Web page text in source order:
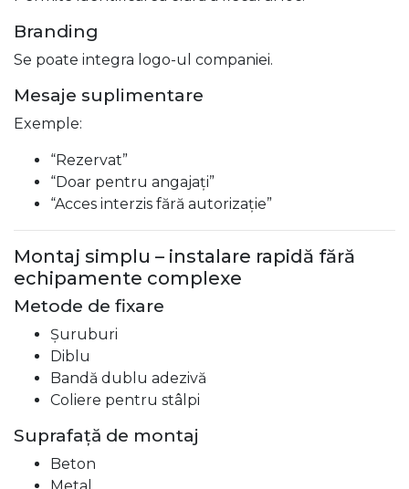
Branding
Se poate integra logo-ul companiei.
Mesaje suplimentare
Exemple:
“Rezervat”
“Doar pentru angajați”
“Acces interzis fără autorizație”
Montaj simplu – instalare rapidă fără
echipamente complexe
Metode de fixare
Șuruburi
Diblu
Bandă dublu adezivă
Coliere pentru stâlpi
Suprafață de montaj
Beton